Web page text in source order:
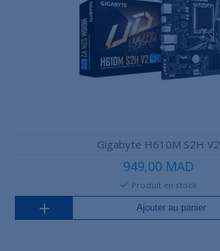
Gigabyte H610M S2H V2
949,00 MAD
Produit en stock
Ajouter au panier